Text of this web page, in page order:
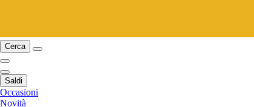
Cerca
Saldi
Occasioni
Novità